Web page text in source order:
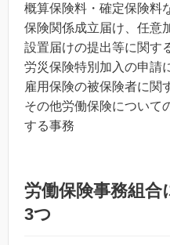
概算保険料・確定保険料
保険関係成立届け、任意
設置届けの提出等に関す
労災保険特別加入の申請
雇用保険の被保険者に関
その他労働保険について
する事務
労働保険事務組合
3つ